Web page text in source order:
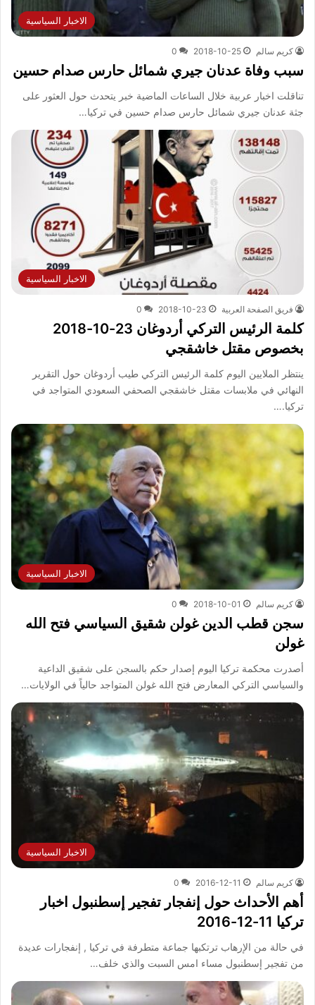
الاخبار السياسية
كريم سالم 2018-10-25
0
سبب وفاة عدنان جيري شمائل حارس صدام حسين
تناقلت اخبار عربية خلال الساعات الماضية خبر يتحدث حول العثور على
جثة عدنان جيري شمائل حارس صدام حسين في تركيا…
الاخبار السياسية
فريق الصفحة العربية 2018-10-23
0
كلمة الرئيس التركي أردوغان 23-10-2018
بخصوص مقتل خاشقجي
ينتظر الملايين اليوم كلمة الرئيس التركي طيب أردوغان حول التقرير
النهائي في ملابسات مقتل خاشقجي الصحفي السعودي المتواجد في
تركيا.…
الاخبار السياسية
كريم سالم 2018-10-01
0
سجن قطب الدين غولن شقيق السياسي فتح الله
غولن
أصدرت محكمة تركيا اليوم إصدار حكم بالسجن على شقيق الداعية
والسياسي التركي المعارض فتح الله غولن المتواجد حالياً في الولايات…
الاخبار السياسية
كريم سالم 2016-12-11
0
أهم الأحداث حول إنفجار تفجير إسطنبول اخبار
تركيا 11-12-2016
في حالة من الإرهاب ترتكبها جماعة متطرفة في تركيا , إنفجارات عديدة
من تفجير إسطنبول مساء امس السبت والذي خلف…